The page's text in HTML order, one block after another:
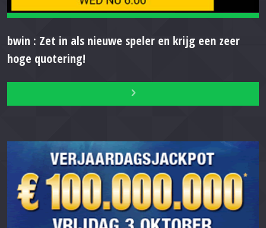
bwin : Zet in als nieuwe speler en krijg een zeer
hoge quotering!